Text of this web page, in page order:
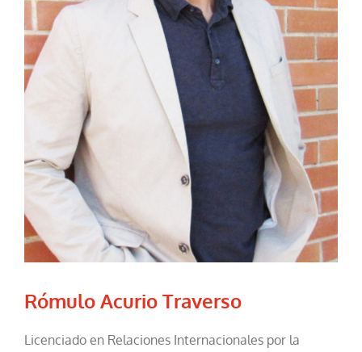
Rómulo Acurio Traverso
Licenciado en Relaciones Internacionales por la